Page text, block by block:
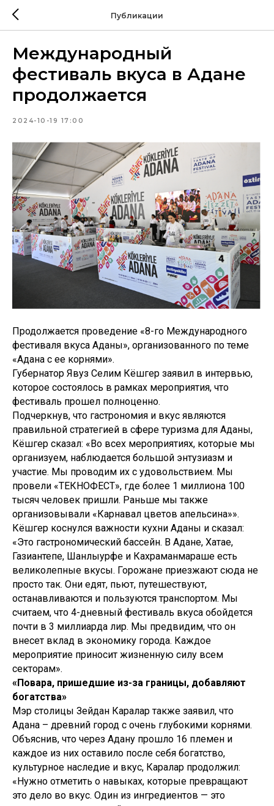
Публикации
Международный
фестиваль вкуса в Адане
продолжается
2024-10-19 17:00
Продолжается проведение «8-го Международного
фестиваля вкуса Аданы», организованного по теме
«Адана с ее корнями».
Губернатор Явуз Селим Кёшгер заявил в интервью,
которое состоялось в рамках мероприятия, что
фестиваль прошел полноценно.
Подчеркнув, что гастрономия и вкус являются
правильной стратегией в сфере туризма для Аданы,
Кёшгер сказал: «Во всех мероприятиях, которые мы
организуем, наблюдается большой энтузиазм и
участие. Мы проводим их с удовольствием. Мы
провели «ТЕКНОФЕСТ», где более 1 миллиона 100
тысяч человек пришли. Раньше мы также
организовывали «Карнавал цветов апельсина»».
Кёшгер коснулся важности кухни Аданы и сказал:
«Это гастрономический бассейн. В Адане, Хатае,
Газиантепе, Шанлыурфе и Кахраманмараше есть
великолепные вкусы. Горожане приезжают сюда не
просто так. Они едят, пьют, путешествуют,
останавливаются и пользуются транспортом. Мы
считаем, что 4-дневный фестиваль вкуса обойдется
почти в 3 миллиарда лир. Мы предвидим, что он
внесет вклад в экономику города. Каждое
мероприятие приносит жизненную силу всем
секторам».
«Повара, пришедшие из-за границы, добавляют
богатства»
Мэр столицы Зейдан Каралар также заявил, что
Адана – древний город с очень глубокими корнями.
Объяснив, что через Адану прошло 16 племен и
каждое из них оставило после себя богатство,
культурное наследие и вкус, Каралар продолжил:
«Нужно отметить о навыках, которые превращают
это дело во вкус. Один из ингредиентов — это